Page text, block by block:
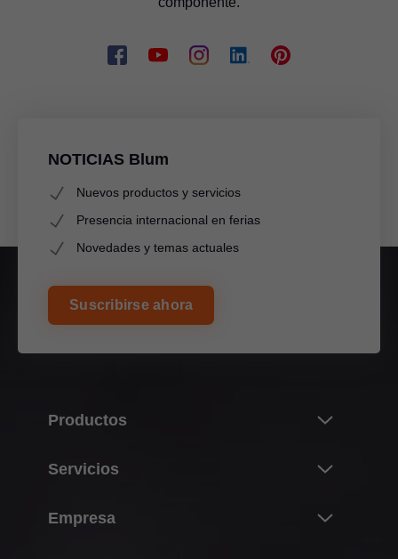
NOTICIAS Blum
Nuevos productos y servicios
Presencia internacional en ferias
Novedades y temas actuales
Suscribirse ahora
Productos
Sistemas de compases abatibles
Servicios
Empresa